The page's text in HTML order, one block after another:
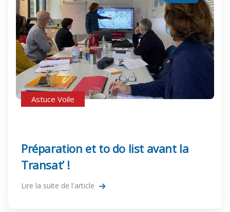
Astuce Voile
Préparation et to do list avant la
Transat’ !
Lire la suite de l'article